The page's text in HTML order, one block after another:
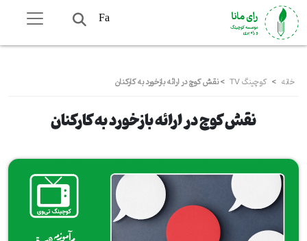
Fa
خانه > کوچینگ TV >نقش کوچ در ارائه بازخورد به کارکنان
نقش کوچ در ارائه بازخورد به کارکنان